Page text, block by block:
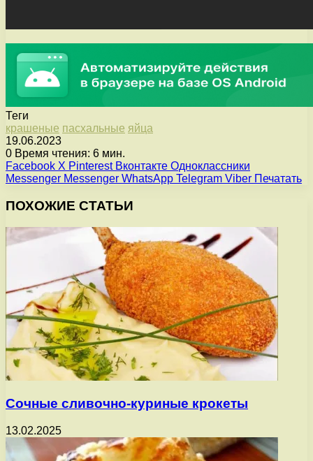
Теги
крашеные пасхальные яйца
19.06.2023
0 Время чтения: 6 мин.
Facebook X Pinterest Вконтакте Одноклассники
Messenger Messenger WhatsApp Telegram Viber Печатать
ПОХОЖИЕ СТАТЬИ
Сочные сливочно-куриные крокеты
13.02.2025